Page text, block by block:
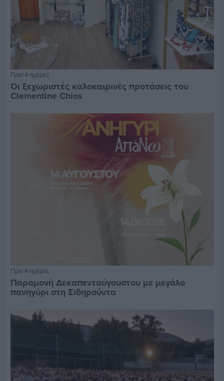
Πριν 4 ημέρες
Οι ξεχωριστές καλοκαιρινές προτάσεις του
Clementine Chios
Πριν 4 ημέρες
Παραμονή Δεκαπενταύγουστου με μεγάλο
πανηγύρι στη Σιδηρούντα